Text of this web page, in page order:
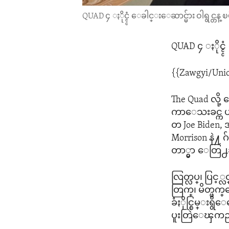
QUAD ၄ ႏိုင္င္ငံ ေခါင္းေဆာင္မ်ား ဝါရွ
QUAD ၄ ႏိုင္
{{Zawgyi/
The Quad
ကာေသးခင္
တ Joe
Morrison နဲ
တာ္မွာ ေတြ
လြတ္လပ္၊ ပ
တြက္၊ မိတ္ဖ
ခံႏိုင္စြမ္းရွိ
ပူးတြဲေၾကည